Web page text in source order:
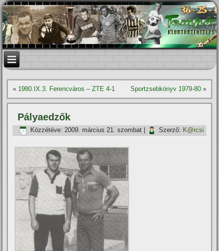
« 1980.IX.3. Ferencváros – ZTE 4-1 Sportzsebkönyv 1979-80»
Pályaedzők
Közzétéve: 2009. március 21. szombat Szerző: K@rcsi